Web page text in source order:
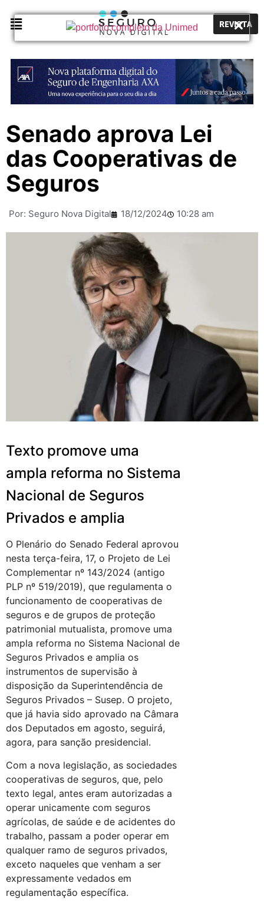
REVISTA
Senado aprova Lei
das Cooperativas de
Seguros
Por: Seguro Nova Digital 18/12/2024 10:28 am
Texto promove uma
ampla reforma no Sistema
Nacional de Seguros
Privados e amplia
O Plenário do Senado Federal aprovou
nesta terça-feira, 17, o Projeto de Lei
Complementar nº 143/2024 (antigo
PLP nº 519/2019), que regulamenta o
funcionamento de cooperativas de
seguros e de grupos de proteção
patrimonial mutualista, promove uma
ampla reforma no Sistema Nacional de
Seguros Privados e amplia os
instrumentos de supervisão à
disposição da Superintendência de
Seguros Privados – Susep. O projeto,
que já havia sido aprovado na Câmara
dos Deputados em agosto, seguirá,
agora, para sanção presidencial.
Com a nova legislação, as sociedades
cooperativas de seguros, que, pelo
texto legal, antes eram autorizadas a
operar unicamente com seguros
agrícolas, de saúde e de acidentes do
trabalho, passam a poder operar em
qualquer ramo de seguros privados,
exceto naqueles que venham a ser
expressamente vedados em
regulamentação específica.